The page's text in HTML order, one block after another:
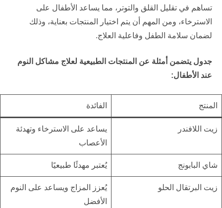
تساهم في تقليل القلق والتوتر، مما يساعد الأطفال على
الاسترخاء، ومن المهم أن يتم اختيار المنتجات بعناية، وذلك
لضمان سلامة الطفل وفاعلية العلاج.
جدول يتضمن أمثلة عن المنتجات الطبيعية لعلاج مشاكل النوم
عند الأطفال:
المنتج الفائدة
زيت اللافندر
يساعد على الاسترخاء وتهدئة
الأعصاب
شاي البابونج يُعتبر مهدئًا طبيعيًا
زيت البرتقال الحلو
يُعزز المزاج ويساعد على النوم
الأفضل